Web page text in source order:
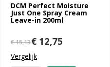
DCM Perfect Moisture
Just One Spray Cream
Leave-in 200ml
€ 15,13€ 12,75
Vergelijk